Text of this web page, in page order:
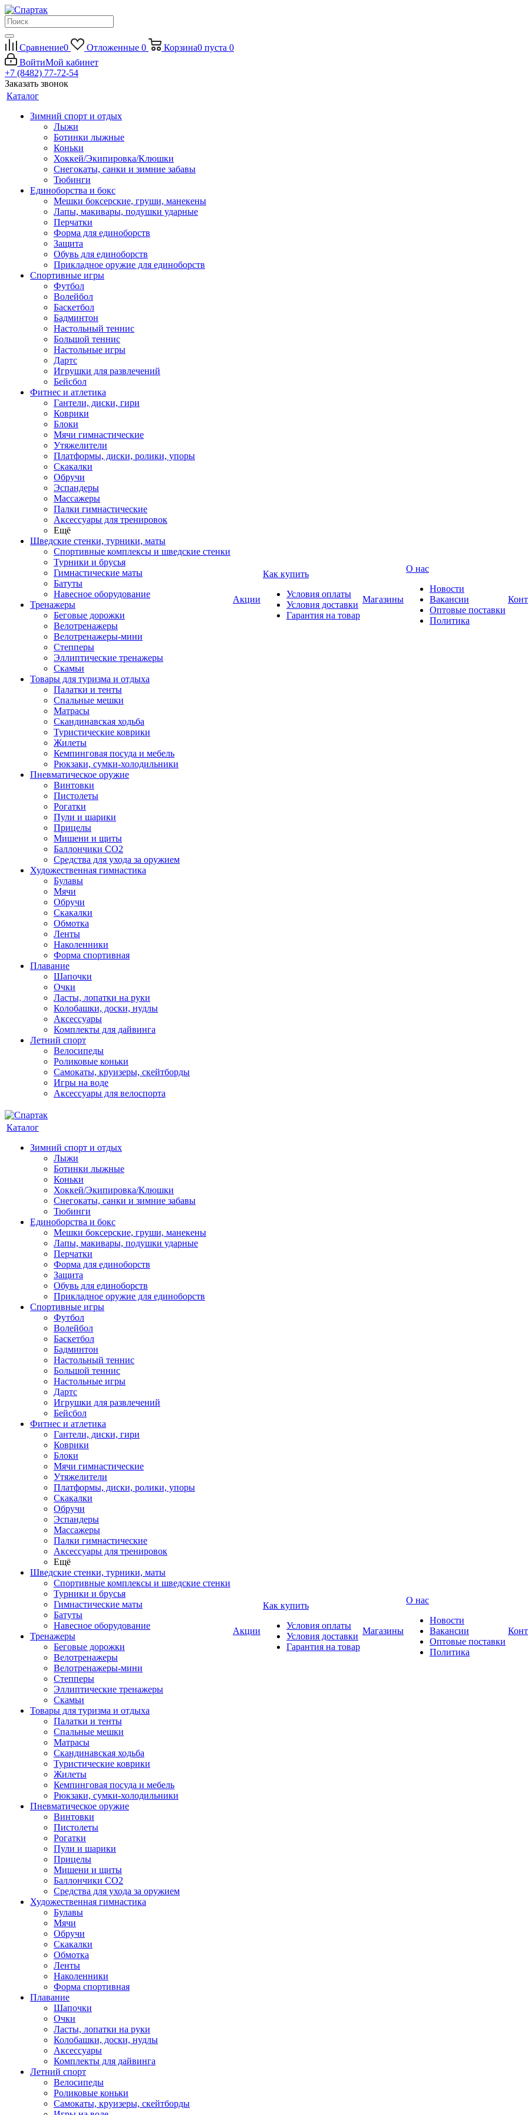
Сравнение0 Отложенные 0 Корзина0 пуста 0
ВойтиМой кабинет
+7 (8482) 77-72-54
Заказать звонок
Каталог
Зимний спорт и отдых
Лыжи
Ботинки лыжные
Коньки
Хоккей/Экипировка/Клюшки
Снегокаты, санки и зимние забавы
Тюбинги
Единоборства и бокс
Мешки боксерские, груши, манекены
Лапы, макивары, подушки ударные
Перчатки
Форма для единоборств
Защита
Обувь для единоборств
Прикладное оружие для единоборств
Спортивные игры
Футбол
Волейбол
Баскетбол
Бадминтон
Настольный теннис
Большой теннис
Настольные игры
Дартс
Игрушки для развлечений
Бейсбол
Фитнес и атлетика
Гантели, диски, гири
Коврики
Блоки
Мячи гимнастические
Утяжелители
Платформы, диски, ролики, упоры
Скакалки
Обручи
Эспандеры
Массажеры
Палки гимнастические
Аксессуары для тренировок
Ещё
Шведские стенки, турники, маты
Спортивные комплексы и шведские стенки
Турники и брусья
Гимнастические маты
Батуты
Навесное оборудование
Тренажеры
Беговые дорожки
Велотренажеры
Велотренажеры-мини
Степперы
Эллиптические тренажеры
Скамьи
Товары для туризма и отдыха
Палатки и тенты
Спальные мешки
Матрасы
Скандинавская ходьба
Туристические коврики
Жилеты
Кемпинговая посуда и мебель
Рюкзаки, сумки-холодильники
Пневматическое оружие
Винтовки
Пистолеты
Рогатки
Пули и шарики
Прицелы
Мишени и щиты
Баллончики CO2
Средства для ухода за оружием
Художественная гимнастика
Булавы
Мячи
Обручи
Скакалки
Обмотка
Ленты
Наколенники
Форма спортивная
Плавание
Шапочки
Очки
Ласты, лопатки на руки
Колобашки, доски, нудлы
Аксессуары
Комплекты для дайвинга
Летний спорт
Велосипеды
Роликовые коньки
Самокаты, круизеры, скейтборды
Игры на воде
Аксессуары для велоспорта
Акции
Как купить
Условия оплаты
Условия доставки
Гарантия на товар
Магазины
О нас
Новости
Вакансии
Оптовые поставки
Политика
Каталог
Зимний спорт и отдых
Лыжи
Ботинки лыжные
Коньки
Хоккей/Экипировка/Клюшки
Снегокаты, санки и зимние забавы
Тюбинги
Единоборства и бокс
Мешки боксерские, груши, манекены
Лапы, макивары, подушки ударные
Перчатки
Форма для единоборств
Защита
Обувь для единоборств
Прикладное оружие для единоборств
Спортивные игры
Футбол
Волейбол
Баскетбол
Бадминтон
Настольный теннис
Большой теннис
Настольные игры
Дартс
Игрушки для развлечений
Бейсбол
Фитнес и атлетика
Гантели, диски, гири
Коврики
Блоки
Мячи гимнастические
Утяжелители
Платформы, диски, ролики, упоры
Скакалки
Обручи
Эспандеры
Массажеры
Палки гимнастические
Аксессуары для тренировок
Ещё
Шведские стенки, турники, маты
Спортивные комплексы и шведские стенки
Турники и брусья
Гимнастические маты
Батуты
Навесное оборудование
Тренажеры
Беговые дорожки
Велотренажеры
Велотренажеры-мини
Степперы
Эллиптические тренажеры
Скамьи
Товары для туризма и отдыха
Палатки и тенты
Спальные мешки
Матрасы
Скандинавская ходьба
Туристические коврики
Жилеты
Кемпинговая посуда и мебель
Рюкзаки, сумки-холодильники
Пневматическое оружие
Винтовки
Пистолеты
Рогатки
Пули и шарики
Прицелы
Мишени и щиты
Баллончики CO2
Средства для ухода за оружием
Художественная гимнастика
Булавы
Мячи
Обручи
Скакалки
Обмотка
Ленты
Наколенники
Форма спортивная
Плавание
Шапочки
Очки
Ласты, лопатки на руки
Колобашки, доски, нудлы
Аксессуары
Комплекты для дайвинга
Летний спорт
Велосипеды
Роликовые коньки
Самокаты, круизеры, скейтборды
Акции
Как купить
Условия оплаты
Условия доставки
Гарантия на товар
Магазины
О нас
Новости
Вакансии
Оптовые поставки
Политика